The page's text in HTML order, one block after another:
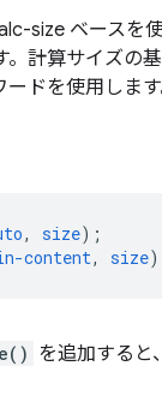
size ベースを
。計算サイズの
ードを使用します
, size);
content, size
を追加すると